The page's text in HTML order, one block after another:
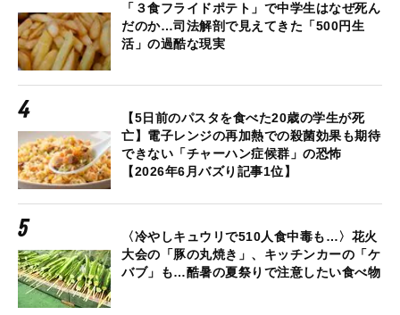
「３食フライドポテト」で中学生はなぜ死ん
だのか…司法解剖で見えてきた「500円生
活」の過酷な現実
【5日前のパスタを食べた20歳の学生が死
亡】電子レンジの再加熱での殺菌効果も期待
できない「チャーハン症候群」の恐怖
【2026年6月バズり記事1位】
〈冷やしキュウリで510人食中毒も…〉花火
大会の「豚の丸焼き」、キッチンカーの「ケ
バブ」も…酷暑の夏祭りで注意したい食べ物